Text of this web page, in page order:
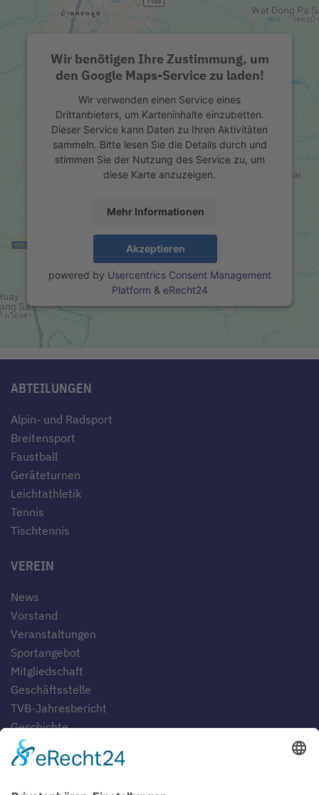
Wir benötigen Ihre Zustimmung, um
den Google Maps-Service zu laden!
Wir verwenden einen Service eines
Drittanbieters, um Karteninhalte einzubetten.
Dieser Service kann Daten zu Ihren Aktivitäten
sammeln. Bitte lesen Sie die Details durch und
stimmen Sie der Nutzung des Service zu, um
diese Karte anzuzeigen.
Mehr Informationen
Akzeptieren
powered by Usercentrics Consent Management
Platform & eRecht24
ABTEILUNGEN
Alpin- und Radsport
Breitensport
Faustball
Geräteturnen
Leichtathletik
Tennis
Tischtennis
VEREIN
News
Vorstand
Veranstaltungen
Sportangebot
Mitgliedschaft
Geschäftsstelle
TVB-Jahresbericht
Geschichte
Gaststätten